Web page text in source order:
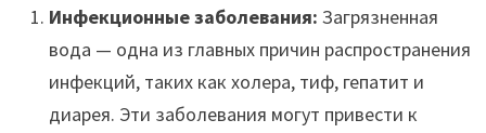
Инфекционные заболевания: Загрязненная
вода — одна из главных причин распространения
инфекций, таких как холера, тиф, гепатит и
диарея. Эти заболевания могут привести к